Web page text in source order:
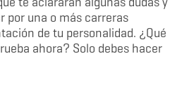
por una o más carreras
de tu personalidad. ¿Qué
ahora? Solo debes hacer